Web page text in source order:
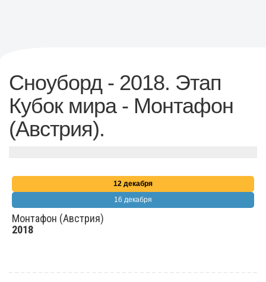
Сноуборд - 2018. Этап
Кубок мира - Монтафон
(Австрия).
12 декабря
16 декабря
Монтафон (Австрия)
2018